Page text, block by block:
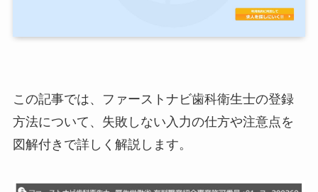
この記事では、ファーストナビ歯科衛生士の登録
方法について、失敗しない入力の仕方や注意点を
図解付きで詳しく解説します。